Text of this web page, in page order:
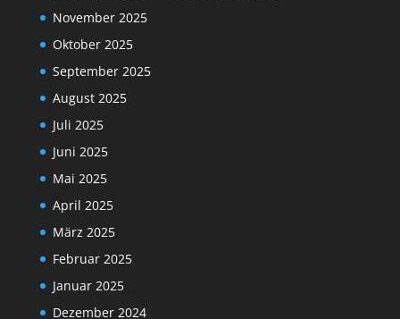
November 2025
Oktober 2025
September 2025
August 2025
Juli 2025
Juni 2025
Mai 2025
April 2025
März 2025
Februar 2025
Januar 2025
Dezember 2024